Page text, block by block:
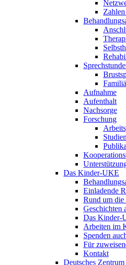
Aufnahme
Aufenthalt
Nachsorge
Forschung
Studien
Das Kinder-UKE
Einladende
Rund um
Geschichten
Das Kinder-
Arbeiten im
Spenden
Für
Kontakt
Deutsches